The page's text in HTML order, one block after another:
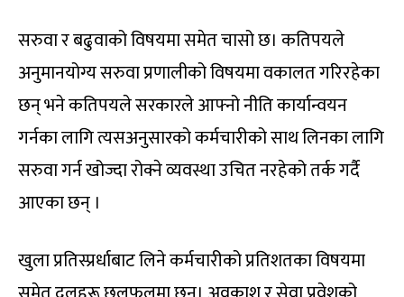
सरुवा र बढुवाको विषयमा समेत चासो छ। कतिपयले
अनुमानयोग्य सरुवा प्रणालीको विषयमा वकालत गरिरहेका
छन् भने कतिपयले सरकारले आफ्नो नीति कार्यान्वयन
गर्नका लागि त्यसअनुसारको कर्मचारीको साथ लिनका लागि
सरुवा गर्न खोज्दा रोक्ने व्यवस्था उचित नरहेको तर्क गर्दै
आएका छन् ।
खुला प्रतिस्प्रर्धाबाट लिने कर्मचारीको प्रतिशतका विषयमा